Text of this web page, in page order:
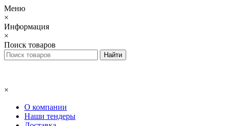
Меню
×
Информация
×
Поиск товаров
×
О компании
Наши тендеры